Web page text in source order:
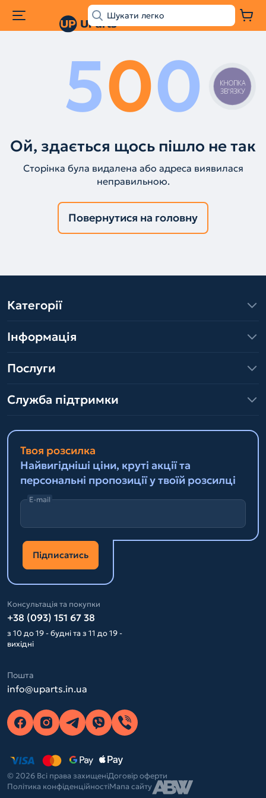
500
Ой, здається щось пішло не так
Сторінка була видалена або адреса виявилася
неправильною.
Повернутися на головну
Категорії
Інформація
Послуги
Служба підтримки
Твоя розсилка
Найвигідніші ціни, круті акції та
персональні пропозиції у твоїй розсилці
E-mail
Підписатись
Консультація та покупки
+38 (093) 151 67 38
з 10 до 19 - будні та з 11 до 19 -
вихідні
Пошта
info@uparts.in.ua
© 2026 Всі права захищеніДоговір оферти
Політика конфіденційностіМапа сайту
КНОПКА
ЗВ'ЯЗКУ